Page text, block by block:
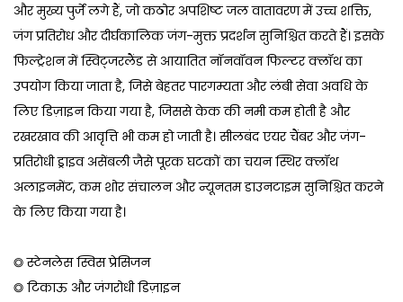
और मुख्य पुर्जे लगे हैं, जो कठोर अपशिष्ट जल वातावरण में उच्च शक्ति,
जंग प्रतिरोध और दीर्घकालिक जंग-मुक्त प्रदर्शन सुनिश्चित करते हैं। इसके
फिल्ट्रेशन में स्विट्जरलैंड से आयातित नॉनवॉवन फिल्टर क्लॉथ का
उपयोग किया जाता है, जिसे बेहतर पारगम्यता और लंबी सेवा अवधि के
लिए डिज़ाइन किया गया है, जिससे केक की नमी कम होती है और
रखरखाव की आवृत्ति भी कम हो जाती है। सीलबंद एयर चैंबर और जंग-
प्रतिरोधी ड्राइव असेंबली जैसे पूरक घटकों का चयन स्थिर क्लॉथ
अलाइनमेंट, कम शोर संचालन और न्यूनतम डाउनटाइम सुनिश्चित करने
के लिए किया गया है।
◎ स्टेनलेस स्विस प्रेसिजन
◎ टिकाऊ और जंगरोधी डिज़ाइन